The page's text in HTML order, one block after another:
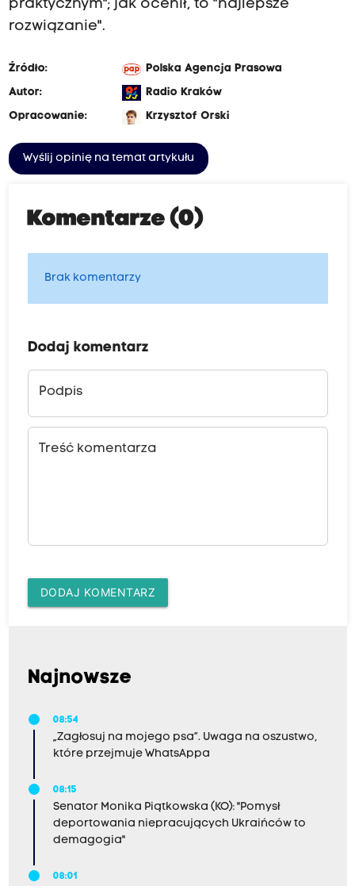
praktycznym"; jak ocenił, to "najlepsze
rozwiązanie".
Źródło:
Polska Agencja Prasowa
Autor:
Radio Kraków
Opracowanie:
Krzysztof Orski
Wyślij opinię na temat artykułu
Komentarze (0)
Brak komentarzy
Dodaj komentarz
Podpis
Treść komentarza
DODAJ KOMENTARZ
Najnowsze
08:54
„Zagłosuj na mojego psa”. Uwaga na oszustwo,
które przejmuje WhatsAppa
08:15
Senator Monika Piątkowska (KO): "Pomysł
deportowania niepracujących Ukraińców to
demagogia"
08:01